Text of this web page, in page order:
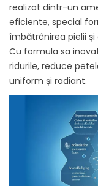
realizat dintr-un
eficiente, special
îmbătrânirea pielii
Cu formula sa
ridurile, reduce
uniform și radiant.